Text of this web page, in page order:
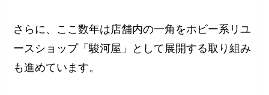
さらに、ここ数年は店舗内の一角をホビー系リユ
ースショップ「駿河屋」として展開する取り組み
も進めています。